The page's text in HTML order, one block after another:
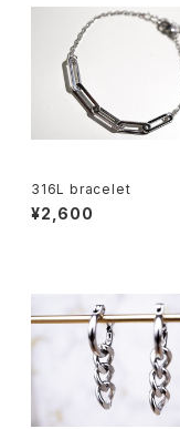
316L bracelet
¥2,600